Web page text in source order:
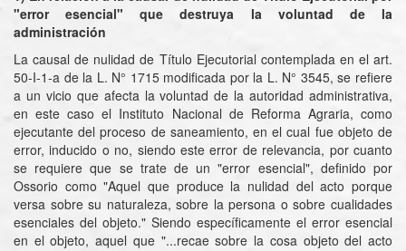
"error esencial" que destruya la voluntad de la
administración
La causal de nulidad de Título Ejecutorial contemplada en el art.
50-I-1-a de la L. N° 1715 modificada por la L. N° 3545, se refiere
a un vicio que afecta la voluntad de la autoridad administrativa,
en este caso el Instituto Nacional de Reforma Agraria, como
ejecutante del proceso de saneamiento, en el cual fue objeto de
error, inducido o no, siendo este error de relevancia, por cuanto
se requiere que se trate de un "error esencial", definido por
Ossorio como "Aquel que produce la nulidad del acto porque
versa sobre su naturaleza, sobre la persona o sobre cualidades
esenciales del objeto." Siendo específicamente el error esencial
en el objeto, aquel que "...recae sobre la cosa objeto del acto